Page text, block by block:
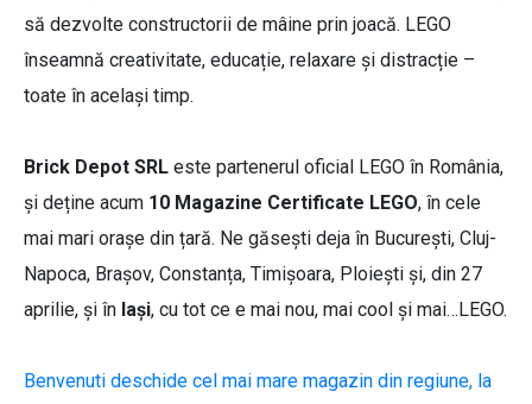
să dezvolte constructorii de mâine prin joacă. LEGO
înseamnă creativitate, educație, relaxare și distracție –
toate în același timp.
Brick Depot SRL este partenerul oficial LEGO în România,
și deține acum 10 Magazine Certificate LEGO, în cele
mai mari orașe din țară. Ne găsești deja în București, Cluj-
Napoca, Brașov, Constanța, Timișoara, Ploiești și, din 27
aprilie, și în Iași, cu tot ce e mai nou, mai cool și mai…LEGO.
Benvenuti deschide cel mai mare magazin din regiune, la